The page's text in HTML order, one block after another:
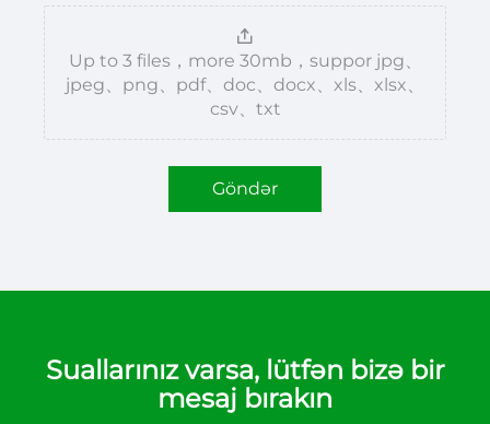
Up to 3 files，more 30mb，suppor jpg、
jpeg、png、pdf、doc、docx、xls、xlsx、
csv、txt
Göndər
Suallarınız varsa, lütfən bizə bir
mesaj bırakın